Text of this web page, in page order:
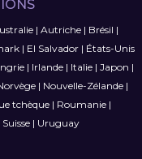
| Autriche| Brésil |
| El Salvador| États-Unis
| Irlande| Italie| Japon |
| Nouvelle-Zélande|
tchèque| Roumanie|
Suisse| Uruguay